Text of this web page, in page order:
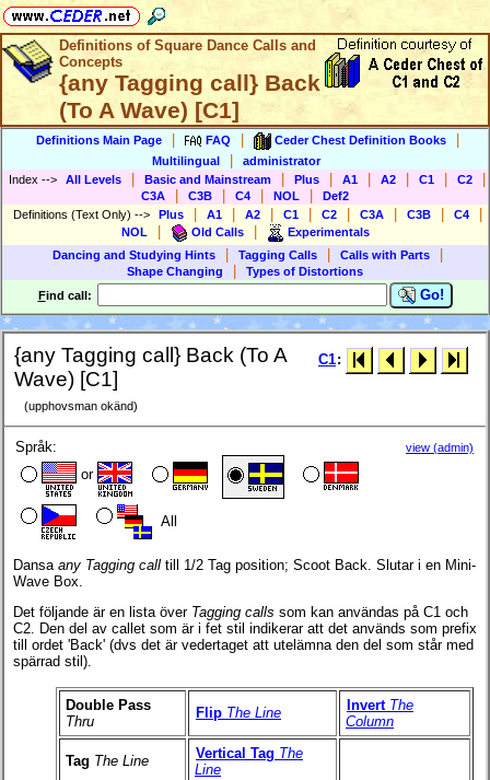
Definitions of Square Dance Calls and
Concepts
{any Tagging call} Back
(To A Wave) [C1]
Definitions Main Page FAQ Ceder Chest Definition Books
Multilingual
administrator
Index --> All Levels Basic and Mainstream Plus A1 A2 C1 C2
C3A C3B C4 NOL
Def2
Definitions (Text Only) --> Plus A1 A2 C1 C2 C3A C3B C4
NOL Old Calls
Experimentals
Dancing and Studying Hints
Tagging Calls Calls with Parts
Shape Changing
Types of Distortions
Find call: Go!
{any Tagging call} Back (To A
Wave) [C1]
(upphovsman okänd)
C1:
Språk:
or
All
view (admin)
Dansa any Tagging call till 1/2 Tag position; Scoot Back. Slutar i en Mini-
Wave Box.
Det följande är en lista över Tagging calls som kan användas på C1 och
C2. Den del av callet som är i fet stil indikerar att det används som prefix
till ordet 'Back' (dvs det är vedertaget att utelämna den del som står med
spärrad stil).
Double Pass
Thru
Flip The Line Invert The
Column
Tag The Line Vertical Tag The
Line